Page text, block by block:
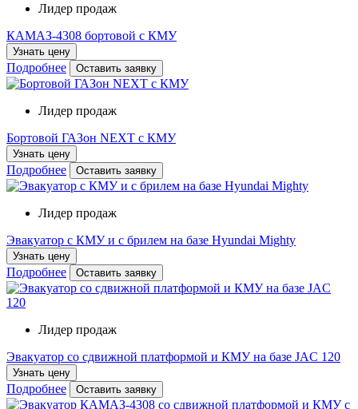
Лидер продаж
КАМАЗ-4308 бортовой с КМУ
Узнать цену
Подробнее Оставить заявку
Лидер продаж
Бортовой ГАЗон NEXT с КМУ
Узнать цену
Подробнее Оставить заявку
Лидер продаж
Эвакуатор с КМУ и с брилем на базе Hyundai Mighty
Узнать цену
Подробнее Оставить заявку
Лидер продаж
Эвакуатор со сдвижной платформой и КМУ на базе JAC 120
Узнать цену
Подробнее Оставить заявку